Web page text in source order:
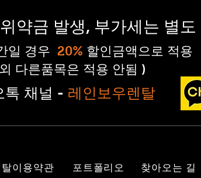
약금 발생, 부가세는 별도
일 경우 20% 할인금액으로 적용
다른품목은 적용 안됨 )
톡 채널 - 레인보우렌탈
탈이용약관 포트폴리오 ​찾아오는 길